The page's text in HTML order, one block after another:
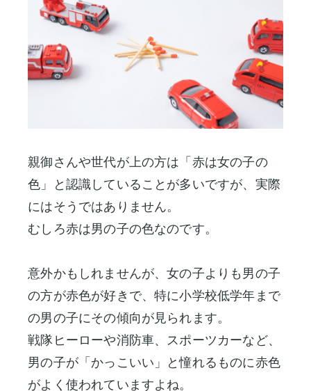
親御さんや世代が上の方は「赤は女の子の
色」と認識していることが多いですが、実際
にはそうではありません。
むしろ赤は男の子の色なのです。
意外かもしれませんが、女の子よりも男の子
の方が赤色が好きで、特に小学校低学年まで
の男の子にその傾向が見られます。
戦隊ヒーローや消防車、スポーツカーなど、
男の子が「かっこいい」と憧れるものに赤色
がよく使われていますよね。